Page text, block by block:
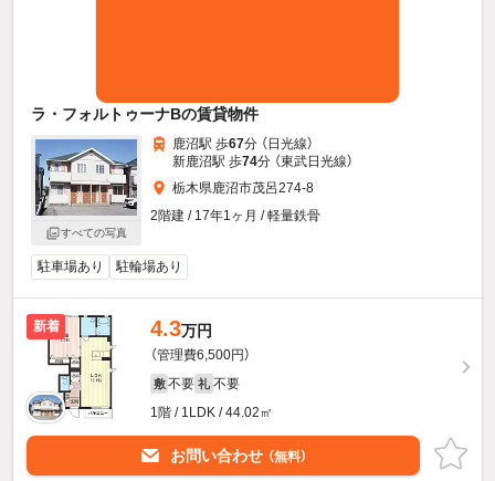
ラ・フォルトゥーナBの賃貸物件
すべての写真
鹿沼駅 歩67分 （日光線）
新鹿沼駅 歩74分 （東武日光線）
栃木県鹿沼市茂呂274-8
2階建 / 17年1ヶ月 / 軽量鉄骨
駐車場あり 駐輪場あり
新着 4.3万円
（管理費6,500円）
敷 不要 礼 不要
1階 / 1LDK / 44.02㎡
お問い合わせ （無料）